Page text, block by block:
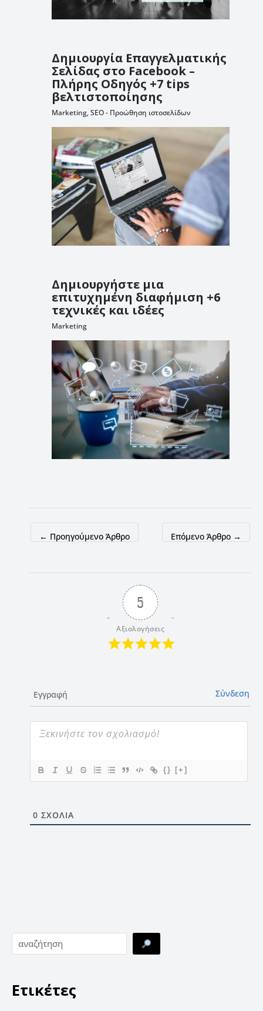
Δημιουργία Επαγγελματικής
Σελίδας στο Facebook –
Πλήρης Οδηγός +7 tips
βελτιστοποίησης
Marketing,SEO - Προώθηση ιστοσελίδων
Δημιουργήστε μια
επιτυχημένη διαφήμιση +6
τεχνικές και ιδέες
Marketing
← Προηγούμενο Άρθρο Επόμενο Άρθρο →
5
Αξιολογήσεις
Εγγραφή Σύνδεση
{} [+]
0 ΣΧΌΛΙΑ
Ετικέτες